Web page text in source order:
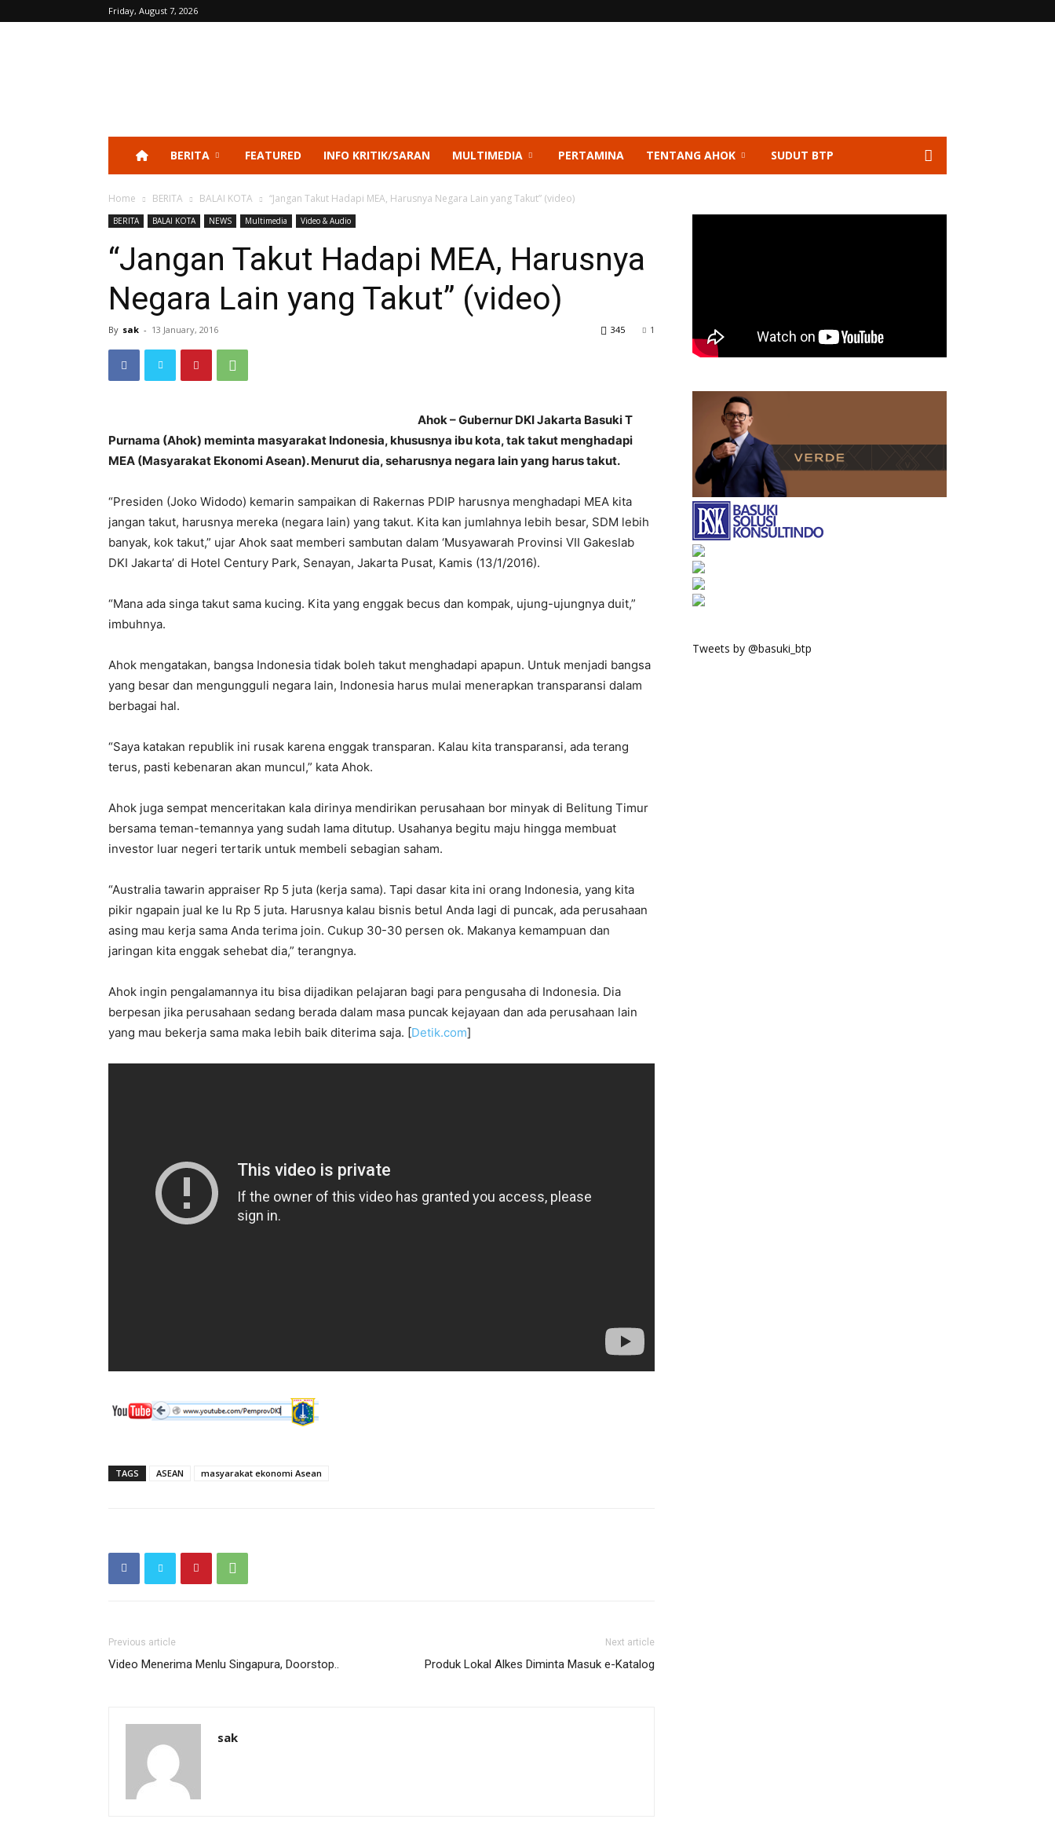
Friday, August 7, 2026
BERITA FEATURED INFO KRITIK/SARAN MULTIMEDIA PERTAMINA TENTANG AHOK SUDUT BTP
Home BERITA BALAI KOTA “Jangan Takut Hadapi MEA, Harusnya Negara Lain yang Takut” (video)
BERITA BALAI KOTA NEWS Multimedia Video & Audio
“Jangan Takut Hadapi MEA, Harusnya
Negara Lain yang Takut” (video)
By sak - 13 January, 2016 1
345
Ahok – Gubernur DKI Jakarta Basuki T
Purnama (Ahok) meminta masyarakat Indonesia, khususnya ibu kota, tak takut menghadapi
MEA (Masyarakat Ekonomi Asean). Menurut dia, seharusnya negara lain yang harus takut.
“Presiden (Joko Widodo) kemarin sampaikan di Rakernas PDIP harusnya menghadapi MEA kita
jangan takut, harusnya mereka (negara lain) yang takut. Kita kan jumlahnya lebih besar, SDM lebih
banyak, kok takut,” ujar Ahok saat memberi sambutan dalam ‘Musyawarah Provinsi VII Gakeslab
DKI Jakarta’ di Hotel Century Park, Senayan, Jakarta Pusat, Kamis (13/1/2016).
“Mana ada singa takut sama kucing. Kita yang enggak becus dan kompak, ujung-ujungnya duit,”
imbuhnya.
Ahok mengatakan, bangsa Indonesia tidak boleh takut menghadapi apapun. Untuk menjadi bangsa
yang besar dan mengungguli negara lain, Indonesia harus mulai menerapkan transparansi dalam
berbagai hal.
“Saya katakan republik ini rusak karena enggak transparan. Kalau kita transparansi, ada terang
terus, pasti kebenaran akan muncul,” kata Ahok.
Ahok juga sempat menceritakan kala dirinya mendirikan perusahaan bor minyak di Belitung Timur
bersama teman-temannya yang sudah lama ditutup. Usahanya begitu maju hingga membuat
investor luar negeri tertarik untuk membeli sebagian saham.
“Australia tawarin appraiser Rp 5 juta (kerja sama). Tapi dasar kita ini orang Indonesia, yang kita
pikir ngapain jual ke lu Rp 5 juta. Harusnya kalau bisnis betul Anda lagi di puncak, ada perusahaan
asing mau kerja sama Anda terima join. Cukup 30-30 persen ok. Makanya kemampuan dan
jaringan kita enggak sehebat dia,” terangnya.
Ahok ingin pengalamannya itu bisa dijadikan pelajaran bagi para pengusaha di Indonesia. Dia
berpesan jika perusahaan sedang berada dalam masa puncak kejayaan dan ada perusahaan lain
yang mau bekerja sama maka lebih baik diterima saja. [Detik.com]
TAGS ASEAN masyarakat ekonomi Asean
Previous article
Video Menerima Menlu Singapura, Doorstop..
Next article
Produk Lokal Alkes Diminta Masuk e-Katalog
sak
Tweets by @basuki_btp